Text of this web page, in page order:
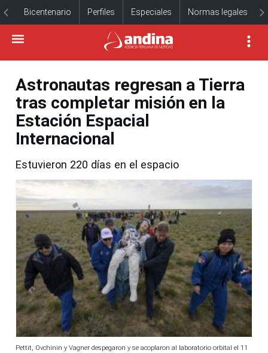
Bicentenario Perfiles Especiales Normas legales
Astronautas regresan a Tierra
tras completar misión en la
Estación Espacial
Internacional
Estuvieron 220 días en el espacio
Pettit, Ovchinin y Vagner despegaron y se acoplaron al laboratorio orbital el 11